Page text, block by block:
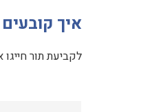
איך
לקביעת תור